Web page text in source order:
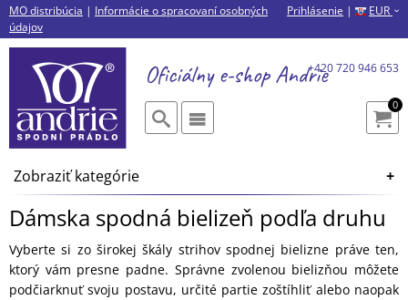
Prihlásenie | EUR ›
MO distribúcia | Informácie o spracovaní osobných
údajov
Oficiálny e-shopAndrie
0
+420 720 946 653
Zobraziť kategórie
Dámska spodná bielizeň podľa druhu
Vyberte si zo širokej škály strihov spodnej bielizne práve ten,
ktorý vám presne padne. Správne zvolenou bielizňou môžete
podčiarknuť svoju postavu, určité partie zoštíhliť alebo naopak